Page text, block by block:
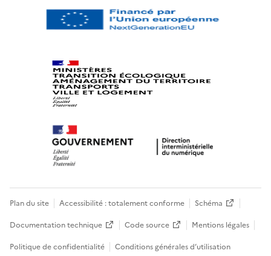
Plan du site Accessibilité : totalement conforme
Schéma
Documentation technique
Code source
Mentions légales
Politique de confidentialité
Conditions générales d’utilisation